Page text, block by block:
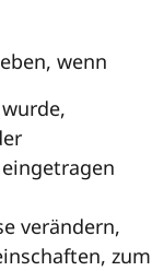
wenn
verändern,
zum